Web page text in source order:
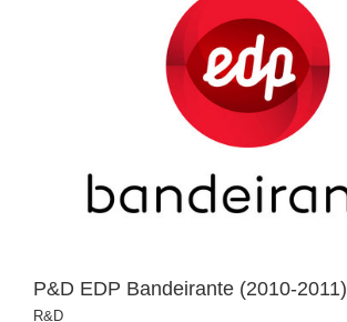
P&D EDP Bandeirante (2010-2011)
R&D